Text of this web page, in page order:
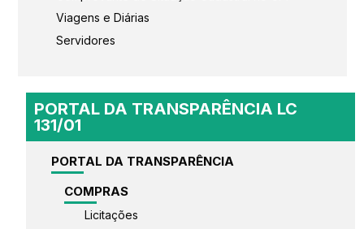
Viagens e Diárias
Servidores
PORTAL DA TRANSPARÊNCIA LC
131/01
PORTAL DA TRANSPARÊNCIA
COMPRAS
Licitações